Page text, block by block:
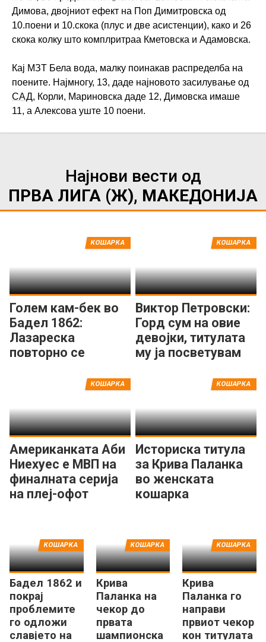
Димова, двојниот ефект на Поп Димитровска од
10.поени и 10.скока (плус и две асистенции), како и 26
скока колку што комплритраа Кметовска и Адамовска.
Кај МЗТ Бела вода, малку поинакав распределба на
поените. Најмногу, 13, даде најновото засилување од
САД, Корли, Мариновска даде 12, Димовска имаше
11, а Алексова уште 10 поени.
Најнови вести од
ПРВА ЛИГА (Ж), МАКЕДОНИЈА
Голем кам-бек во
Бадел 1862:
Лазареска
повторно се
враќа на паркетот
КОШАРКА
Виктор Петровски:
Горд сум на овие
девојки, титулата
му ја посветувам
КОШАРКА
Американката Аби
Ниехуес е МВП на
финалната серија
на плеј-офот
КОШАРКА
Историска титула
за Крива Паланка
во женската
кошарка
КОШАРКА
Бадел 1862 и
покрај
проблемите
го одложи
славјето на
КОШАРКА
Крива
Паланка на
чекор до
првата
шампионска
КОШАРКА
Крива
Паланка го
направи
првиот чекор
кон титулата
КОШАРКА